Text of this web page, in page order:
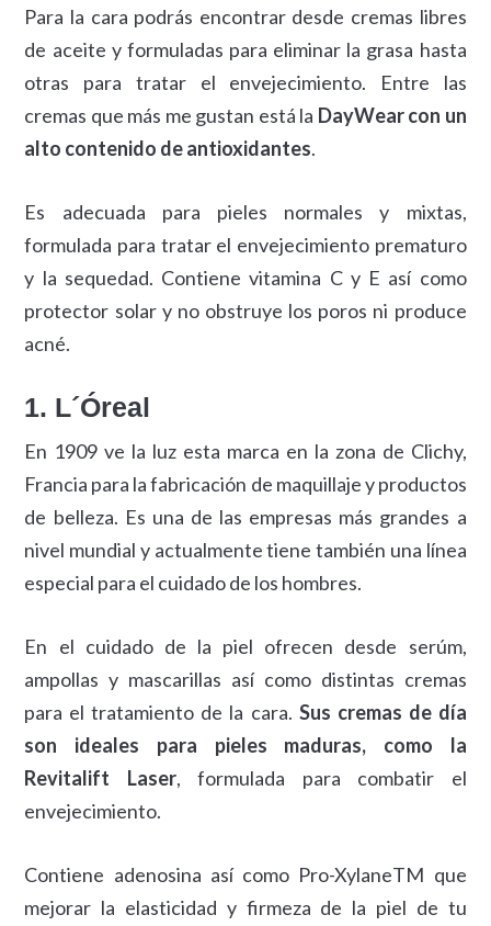
Para la cara podrás encontrar desde cremas libres
de aceite y formuladas para eliminar la grasa hasta
otras para tratar el envejecimiento. Entre las
cremas que más me gustan está la DayWear con un
alto contenido de antioxidantes.
Es adecuada para pieles normales y mixtas,
formulada para tratar el envejecimiento prematuro
y la sequedad. Contiene vitamina C y E así como
protector solar y no obstruye los poros ni produce
acné.
1. L´Óreal
En 1909 ve la luz esta marca en la zona de Clichy,
Francia para la fabricación de maquillaje y productos
de belleza. Es una de las empresas más grandes a
nivel mundial y actualmente tiene también una línea
especial para el cuidado de los hombres.
En el cuidado de la piel ofrecen desde serúm,
ampollas y mascarillas así como distintas cremas
para el tratamiento de la cara. Sus cremas de día
son ideales para pieles maduras, como la
Revitalift Laser, formulada para combatir el
envejecimiento.
Contiene adenosina así como Pro-XylaneTM que
mejorar la elasticidad y firmeza de la piel de tu